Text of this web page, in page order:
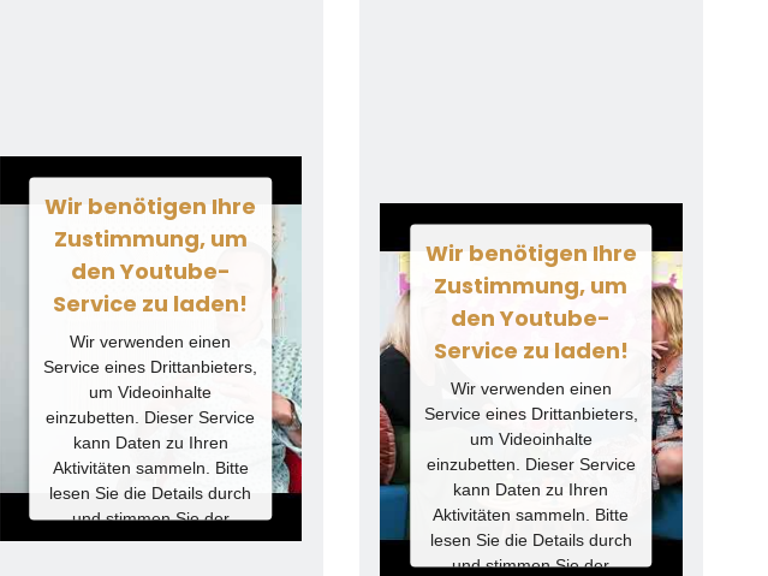
Wir benötigen Ihre
Zustimmung, um
den Youtube-
Service zu laden!
Wir verwenden einen
Service eines Drittanbieters,
um Videoinhalte
einzubetten. Dieser Service
kann Daten zu Ihren
Aktivitäten sammeln. Bitte
lesen Sie die Details durch
und stimmen Sie der
Nutzung des Service zu, um
Wir benötigen Ihre
Zustimmung, um
den Youtube-
Service zu laden!
Wir verwenden einen
Service eines Drittanbieters,
um Videoinhalte
einzubetten. Dieser Service
kann Daten zu Ihren
Aktivitäten sammeln. Bitte
lesen Sie die Details durch
und stimmen Sie der